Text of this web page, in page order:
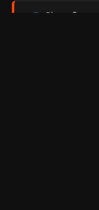
Player 3: